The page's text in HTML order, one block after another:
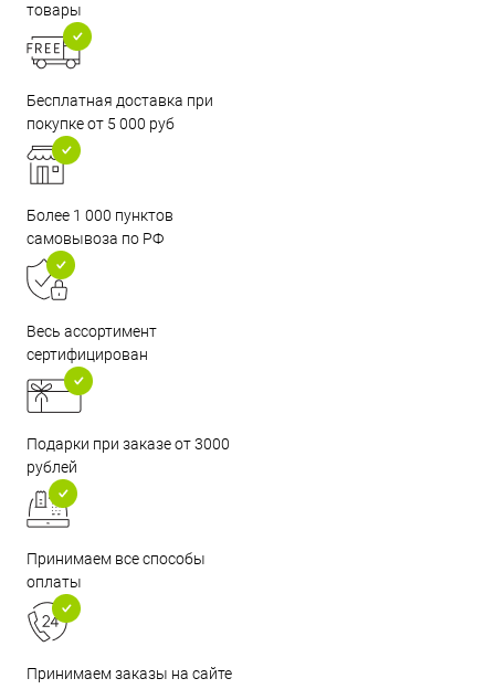
товары
Бесплатная доставка при
покупке от 5 000 руб
Более 1 000 пунктов
самовывоза по РФ
Весь ассортимент
сертифицирован
Подарки при заказе от 3000
рублей
Принимаем все способы
оплаты
Принимаем заказы на сайте